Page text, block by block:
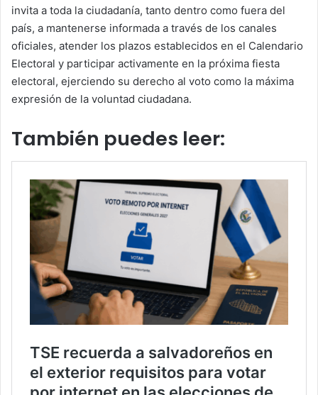
invita a toda la ciudadanía, tanto dentro como fuera del
país, a mantenerse informada a través de los canales
oficiales, atender los plazos establecidos en el Calendario
Electoral y participar activamente en la próxima fiesta
electoral, ejerciendo su derecho al voto como la máxima
expresión de la voluntad ciudadana.
También puedes leer: